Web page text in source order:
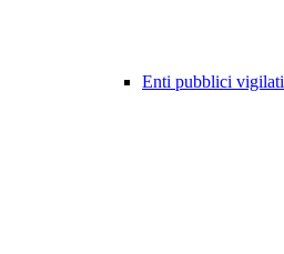
Enti pubblici vigilati